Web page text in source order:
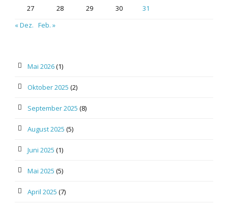
27 28 29 30
31
« Dez. Feb. »
Mai 2026(1)
Oktober 2025 (2)
September 2025 (8)
August 2025 (5)
Juni 2025 (1)
Mai 2025 (5)
April 2025 (7)